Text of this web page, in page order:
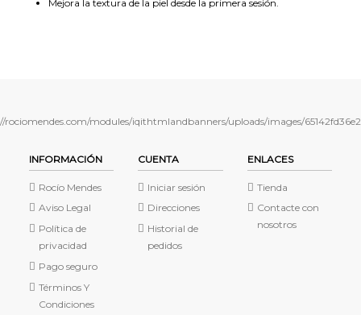
Mejora la textura de la piel desde la primera sesión.
INFORMACIÓN
Rocío Mendes
Aviso Legal
Política de
privacidad
Pago seguro
Términos Y
Condiciones
CUENTA
Iniciar sesión
Direcciones
Historial de
pedidos
ENLACES
Tienda
Contacte con
nosotros